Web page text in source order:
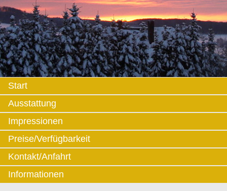
Start
Ausstattung
Impressionen
Preise/Verfügbarkeit
Kontakt/Anfahrt
Informationen